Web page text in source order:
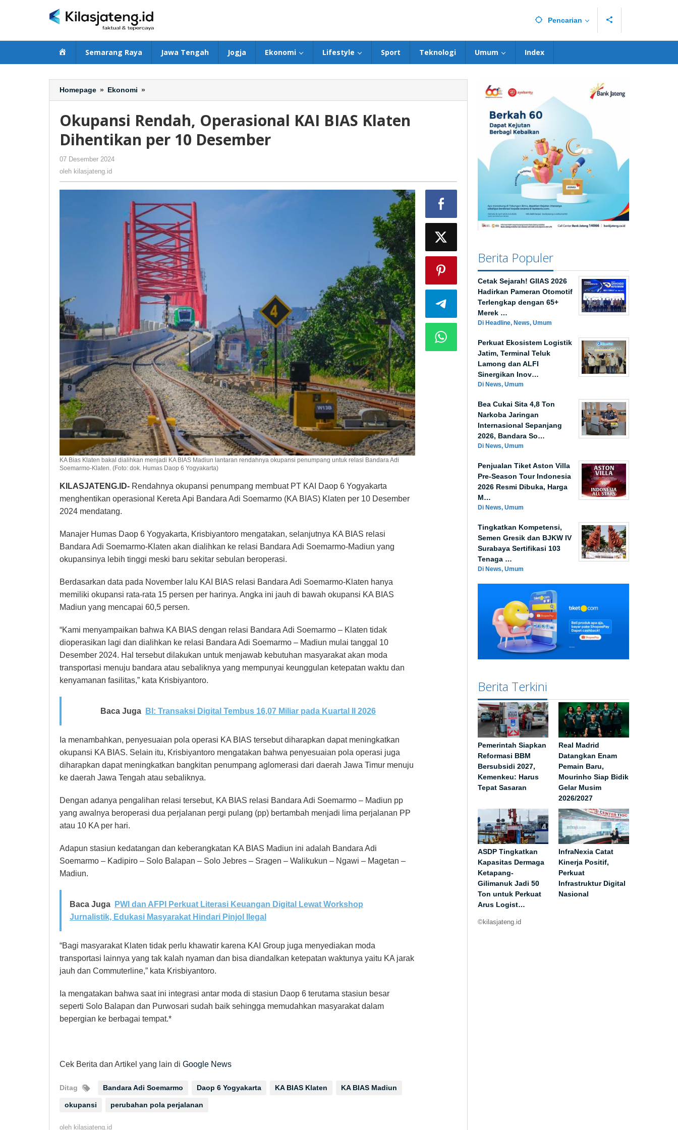
Pencarian
BerandaSemarang Raya Jawa Tengah Jogja Ekonomi Lifestyle Sport Teknologi Umum Index
Homepage » Ekonomi »
Rendah,
KAI
Klaten
Okupansi Rendah, Operasional KAI BIAS Klaten
Dihentikan per 10 Desember
07 Desember 2024
oleh kilasjateng.id
KA Bias Klaten bakal dialihkan menjadi KA BIAS Madiun lantaran rendahnya okupansi penumpang untuk relasi Bandara Adi
Soemarmo-Klaten. (Foto: dok. Humas Daop 6 Yogyakarta)
KILASJATENG.ID- Rendahnya okupansi penumpang membuat PT KAI Daop 6 Yogyakarta
menghentikan operasional Kereta Api Bandara Adi Soemarmo (KA BIAS) Klaten per 10 Desember
2024 mendatang.
Manajer Humas Daop 6 Yogyakarta, Krisbiyantoro mengatakan, selanjutnya KA BIAS relasi
Bandara Adi Soemarmo-Klaten akan dialihkan ke relasi Bandara Adi Soemarmo-Madiun yang
okupansinya lebih tinggi meski baru sekitar sebulan beroperasi.
Berdasarkan data pada November lalu KAI BIAS relasi Bandara Adi Soemarmo-Klaten hanya
memiliki okupansi rata-rata 15 persen per harinya. Angka ini jauh di bawah okupansi KA BIAS
Madiun yang mencapai 60,5 persen.
“Kami menyampaikan bahwa KA BIAS dengan relasi Bandara Adi Soemarmo – Klaten tidak
dioperasikan lagi dan dialihkan ke relasi Bandara Adi Soemarmo – Madiun mulai tanggal 10
Desember 2024. Hal tersebut dilakukan untuk menjawab kebutuhan masyarakat akan moda
transportasi menuju bandara atau sebaliknya yang mempunyai keunggulan ketepatan waktu dan
kenyamanan fasilitas,” kata Krisbiyantoro.
Baca Juga BI: Transaksi Digital Tembus 16,07 Miliar pada Kuartal II 2026
Ia menambahkan, penyesuaian pola operasi KA BIAS tersebut diharapkan dapat meningkatkan
okupansi KA BIAS. Selain itu, Krisbiyantoro mengatakan bahwa penyesuaian pola operasi juga
diharapkan dapat meningkatkan bangkitan penumpang aglomerasi dari daerah Jawa Timur menuju
ke daerah Jawa Tengah atau sebaliknya.
Dengan adanya pengalihan relasi tersebut, KA BIAS relasi Bandara Adi Soemarmo – Madiun pp
yang awalnya beroperasi dua perjalanan pergi pulang (pp) bertambah menjadi lima perjalanan PP
atau 10 KA per hari.
Adapun stasiun kedatangan dan keberangkatan KA BIAS Madiun ini adalah Bandara Adi
Soemarmo – Kadipiro – Solo Balapan – Solo Jebres – Sragen – Walikukun – Ngawi – Magetan –
Madiun.
Baca Juga
PWI dan AFPI Perkuat Literasi Keuangan Digital Lewat Workshop
Jurnalistik, Edukasi Masyarakat Hindari Pinjol Ilegal
“Bagi masyarakat Klaten tidak perlu khawatir karena KAI Group juga menyediakan moda
transportasi lainnya yang tak kalah nyaman dan bisa diandalkan ketepatan waktunya yaitu KA jarak
jauh dan Commuterline,” kata Krisbiyantoro.
Ia mengatakan bahwa saat ini integrasi antar moda di stasiun Daop 6 terutama stasiun besar
seperti Solo Balapan dan Purwosari sudah baik sehingga memudahkan masyarakat dalam
bepergian ke berbagai tempat.*
Cek Berita dan Artikel yang lain di Google News
Ditag Bandara Adi Soemarmo Daop 6 Yogyakarta KA BIAS Klaten KA BIAS Madiun
okupansi perubahan pola perjalanan
oleh kilasjateng.id
Berita Populer
Cetak Sejarah! GIIAS 2026
Hadirkan Pameran Otomotif
Terlengkap dengan 65+
Merek …
Di Headline, News, Umum
Perkuat Ekosistem Logistik
Jatim, Terminal Teluk
Lamong dan ALFI
Sinergikan Inov…
Di News, Umum
Bea Cukai Sita 4,8 Ton
Narkoba Jaringan
Internasional Sepanjang
2026, Bandara So…
Di News, Umum
Penjualan Tiket Aston Villa
Pre-Season Tour Indonesia
2026 Resmi Dibuka, Harga
M…
Di News, Umum
Tingkatkan Kompetensi,
Semen Gresik dan BJKW IV
Surabaya Sertifikasi 103
Tenaga …
Di News, Umum
Berita Terkini
Pemerintah Siapkan
Reformasi BBM
Bersubsidi 2027,
Kemenkeu: Harus
Tepat Sasaran
Real Madrid
Datangkan Enam
Pemain Baru,
Mourinho Siap Bidik
Gelar Musim
2026/2027
ASDP Tingkatkan
Kapasitas Dermaga
Ketapang-
Gilimanuk Jadi 50
Ton untuk Perkuat
Arus Logist…
InfraNexia Catat
Kinerja Positif,
Perkuat
Infrastruktur Digital
Nasional
©kilasjateng.id